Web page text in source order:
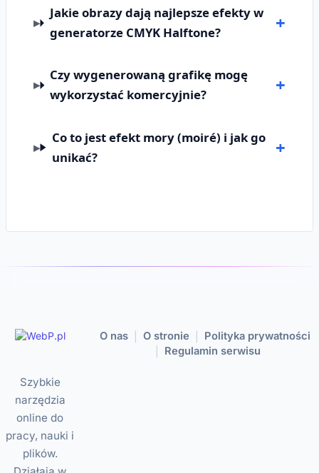
Jakie obrazy dają najlepsze efekty w
generatorze CMYK Halftone?
Czy wygenerowaną grafikę mogę
wykorzystać komercyjnie?
Co to jest efekt mory (moiré) i jak go
unikać?
Szybkie
narzędzia
online do
pracy, nauki i
plików.
O nas O stronie Polityka prywatności
Regulamin serwisu